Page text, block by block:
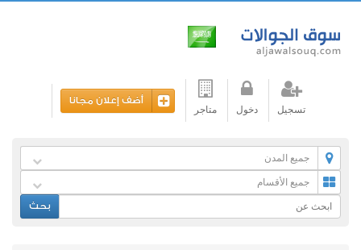
تسجيل دخول متاجر
أضف إعلان مجانا
جميع المدن
جميع الأقسام
بحث